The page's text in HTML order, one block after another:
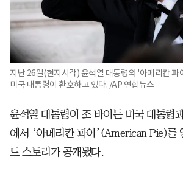
지난 26일(현지시각) 윤석열 대통령의 '아메리칸 파
미국 대통령이 환호하고 있다. /AP 연합뉴스
윤석열 대통령이 조 바이든 미국 대통령
에서 ‘아메리칸 파이’(American Pie)를
드 스토리가 공개됐다.